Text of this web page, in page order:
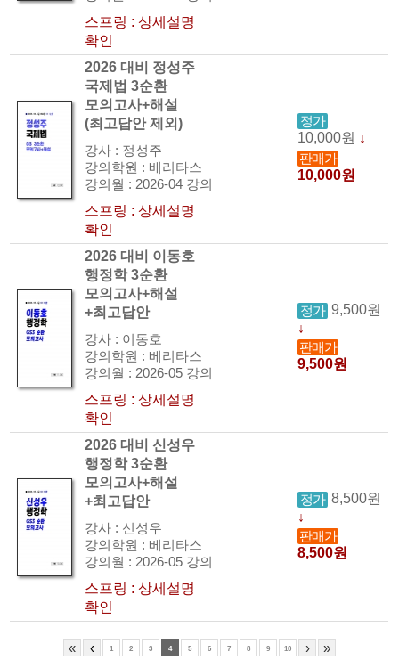
스프링 : 상세설명
확인
2026 대비 정성주
국제법 3순환
모의고사+해설
(최고답안 제외)
강사 : 정성주
강의학원 : 베리타스
강의월 : 2026-04 강의
스프링 : 상세설명
확인
정가
10,000원 ↓
판매가
10,000원
2026 대비 이동호
행정학 3순환
모의고사+해설
+최고답안
강사 : 이동호
강의학원 : 베리타스
강의월 : 2026-05 강의
스프링 : 상세설명
확인
정가 9,500원
↓
판매가
9,500원
2026 대비 신성우
행정학 3순환
모의고사+해설
+최고답안
강사 : 신성우
강의학원 : 베리타스
강의월 : 2026-05 강의
스프링 : 상세설명
확인
정가 8,500원
↓
판매가
8,500원
« ‹ 1 2 3 4 5 6 7 8 9 10 › »